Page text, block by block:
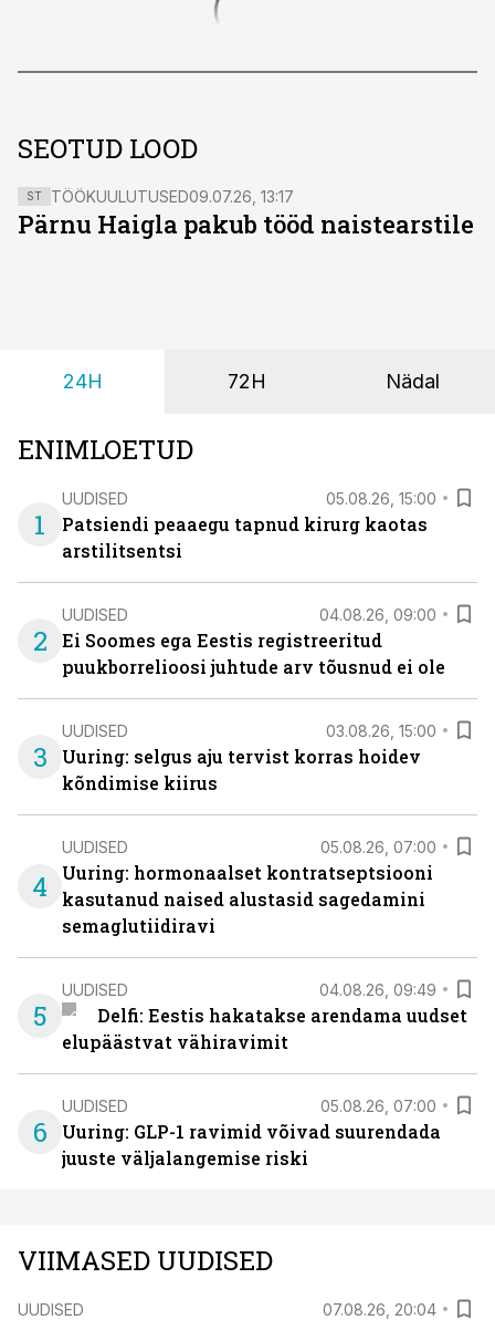
SEOTUD LOOD
ST TÖÖKUULUTUSED09.07.26, 13:17
Pärnu Haigla pakub tööd naistearstile
24H 72H Nädal
ENIMLOETUD
1
UUDISED 05.08.26, 15:00
Patsiendi peaaegu tapnud kirurg kaotas
arstilitsentsi
2
UUDISED 04.08.26, 09:00
Ei Soomes ega Eestis registreeritud
puukborrelioosi juhtude arv tõusnud ei ole
3
UUDISED 03.08.26, 15:00
Uuring: selgus aju tervist korras hoidev
kõndimise kiirus
4
UUDISED 05.08.26, 07:00
Uuring: hormonaalset kontratseptsiooni
kasutanud naised alustasid sagedamini
semaglutiidiravi
5
UUDISED 04.08.26, 09:49
Delfi: Eestis hakatakse arendama uudset
elupäästvat vähiravimit
6
UUDISED 05.08.26, 07:00
Uuring: GLP-1 ravimid võivad suurendada
juuste väljalangemise riski
VIIMASED UUDISED
UUDISED 07.08.26, 20:04